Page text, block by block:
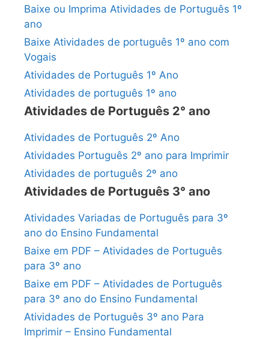
Baixe ou Imprima Atividades de Português 1º
ano
Baixe Atividades de português 1º ano com
Vogais
Atividades de Português 1º Ano
Atividades de português 1º ano
Atividades de Português 2° ano
Atividades de Português 2º Ano
Atividades Português 2º ano para Imprimir
Atividades de português 2º ano
Atividades de Português 3° ano
Atividades Variadas de Português para 3º
ano do Ensino Fundamental
Baixe em PDF – Atividades de Português
para 3º ano
Baixe em PDF – Atividades de Português
para 3º ano do Ensino Fundamental
Atividades de Português 3º ano Para
Imprimir – Ensino Fundamental